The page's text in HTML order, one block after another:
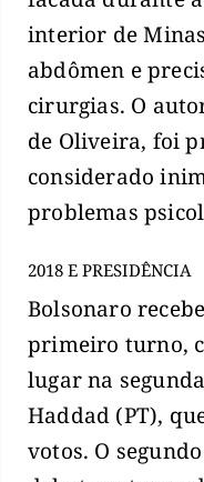
interior de
abdômen e
cirurgias. O
de Oliveira, foi
considerado
problemas
2018 E PRESIDÊNCIA
Bolsonaro
primeiro turno,
lugar na
Haddad (PT),
votos. O